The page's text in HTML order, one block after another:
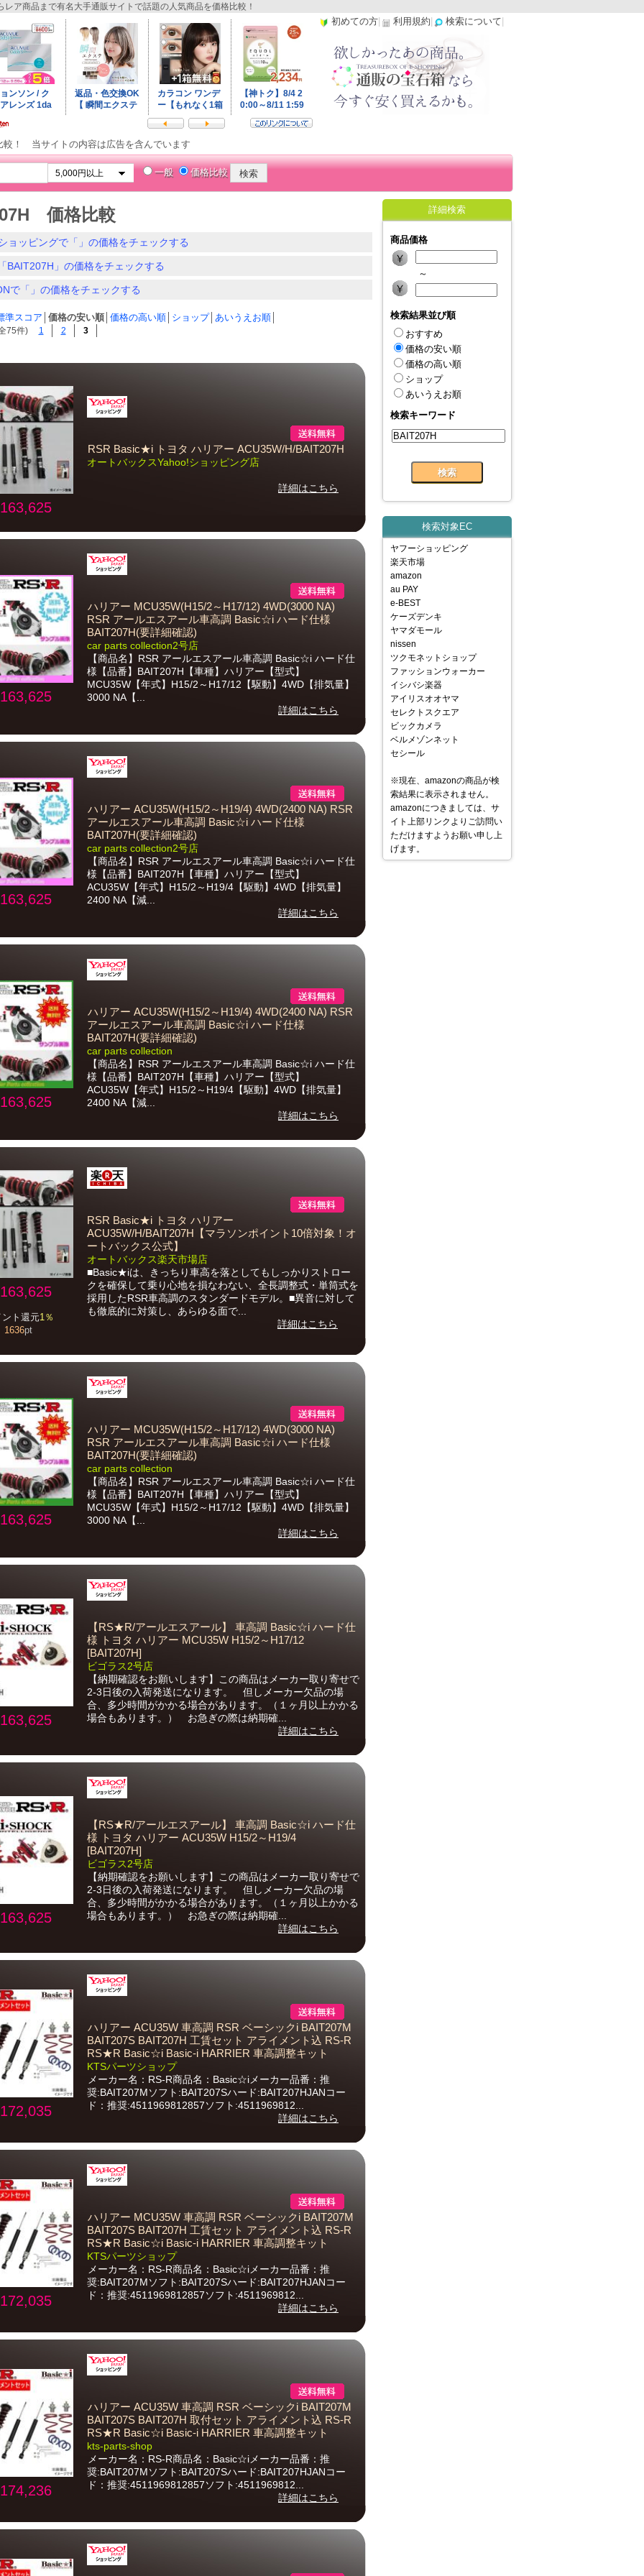
ア商品まで有名大手通販サイトで話題の人気商品を価格比較！
初めての方 利用規約 検索について
較！ 当サイトの内容は広告を含んでいます
一般 価格比較
価格比較
ョッピングで「」の価格をチェックする
BAIT207H」の価格をチェックする
で「」の価格をチェックする
準スコア 価格の安い順 価格の高い順 ショップ│ あいうえお順
75件) 1 2 3
RSR Basic★i トヨタ ハリアー ACU35W/H/BAIT207H
オートバックスYahoo!ショッピング店
詳細はこちら
ハリアー MCU35W(H15/2～H17/12) 4WD(3000 NA)
RSR アールエスアール車高調 Basic☆i ハード仕様
BAIT207H(要詳細確認)
car parts collection2号店
【商品名】RSR アールエスアール車高調 Basic☆i ハード仕
様【品番】BAIT207H【車種】ハリアー【型式】
MCU35W【年式】H15/2～H17/12【駆動】4WD【排気量】
3000 NA【...
詳細はこちら
ハリアー ACU35W(H15/2～H19/4) 4WD(2400 NA) RSR
アールエスアール車高調 Basic☆i ハード仕様
BAIT207H(要詳細確認)
car parts collection2号店
【商品名】RSR アールエスアール車高調 Basic☆i ハード仕
様【品番】BAIT207H【車種】ハリアー【型式】
ACU35W【年式】H15/2～H19/4【駆動】4WD【排気量】
2400 NA【減...
詳細はこちら
ハリアー ACU35W(H15/2～H19/4) 4WD(2400 NA) RSR
アールエスアール車高調 Basic☆i ハード仕様
BAIT207H(要詳細確認)
car parts collection
【商品名】RSR アールエスアール車高調 Basic☆i ハード仕
様【品番】BAIT207H【車種】ハリアー【型式】
ACU35W【年式】H15/2～H19/4【駆動】4WD【排気量】
2400 NA【減...
詳細はこちら
ト還元1％
1636pt
RSR Basic★i トヨタ ハリアー
ACU35W/H/BAIT207H【マラソンポイント10倍対象！オ
ートバックス公式】
オートバックス楽天市場店
■Basic★iは、きっちり車高を落としてもしっかりストロー
クを確保して乗り心地を損なわない、全長調整式・単筒式を
採用したRSR車高調のスタンダードモデル。■異音に対して
も徹底的に対策し、あらゆる面で...
詳細はこちら
ハリアー MCU35W(H15/2～H17/12) 4WD(3000 NA)
RSR アールエスアール車高調 Basic☆i ハード仕様
BAIT207H(要詳細確認)
car parts collection
【商品名】RSR アールエスアール車高調 Basic☆i ハード仕
様【品番】BAIT207H【車種】ハリアー【型式】
MCU35W【年式】H15/2～H17/12【駆動】4WD【排気量】
3000 NA【...
詳細はこちら
【RS★R/アールエスアール】 車高調 Basic☆i ハード仕
様 トヨタ ハリアー MCU35W H15/2～H17/12
[BAIT207H]
ビゴラス2号店
【納期確認をお願いします】この商品はメーカー取り寄せで
2-3日後の入荷発送になります。 但しメーカー欠品の場
合、多少時間がかかる場合があります。（１ヶ月以上かかる
場合もあります。） お急ぎの際は納期確...
詳細はこちら
【RS★R/アールエスアール】 車高調 Basic☆i ハード仕
様 トヨタ ハリアー ACU35W H15/2～H19/4
[BAIT207H]
ビゴラス2号店
【納期確認をお願いします】この商品はメーカー取り寄せで
2-3日後の入荷発送になります。 但しメーカー欠品の場
合、多少時間がかかる場合があります。（１ヶ月以上かかる
場合もあります。） お急ぎの際は納期確...
詳細はこちら
ハリアー ACU35W 車高調 RSR ベーシックi BAIT207M
BAIT207S BAIT207H 工賃セット アライメント込 RS-R
RS★R Basic☆i Basic-i HARRIER 車高調整キット
KTSパーツショップ
メーカー名：RS-R商品名：Basic☆iメーカー品番：推
奨:BAIT207Mソフト:BAIT207Sハード:BAIT207HJANコー
ド：推奨:4511969812857ソフト:4511969812...
詳細はこちら
ハリアー MCU35W 車高調 RSR ベーシックi BAIT207M
BAIT207S BAIT207H 工賃セット アライメント込 RS-R
RS★R Basic☆i Basic-i HARRIER 車高調整キット
KTSパーツショップ
メーカー名：RS-R商品名：Basic☆iメーカー品番：推
奨:BAIT207Mソフト:BAIT207Sハード:BAIT207HJANコー
ド：推奨:4511969812857ソフト:4511969812...
詳細はこちら
ハリアー ACU35W 車高調 RSR ベーシックi BAIT207M
BAIT207S BAIT207H 取付セット アライメント込 RS-R
RS★R Basic☆i Basic-i HARRIER 車高調整キット
kts-parts-shop
メーカー名：RS-R商品名：Basic☆iメーカー品番：推
奨:BAIT207Mソフト:BAIT207Sハード:BAIT207HJANコー
ド：推奨:4511969812857ソフト:4511969812...
詳細はこちら
詳細検索
商品価格
～
検索結果並び順
おすすめ
価格の安い順
価格の高い順
ショップ
あいうえお順
検索キーワード
検索対象EC
ヤフーショッピング
楽天市場
amazon
au PAY
e-BEST
ケーズデンキ
ヤマダモール
nissen
ツクモネットショップ
ファッションウォーカー
イシバシ楽器
アイリスオオヤマ
セレクトスクエア
ビックカメラ
ベルメゾンネット
セシール
※現在、amazonの商品が検
索結果に表示されません。
amazonにつきましては、サ
イト上部リンクよりご訪問い
ただけますようお願い申し上
げます。